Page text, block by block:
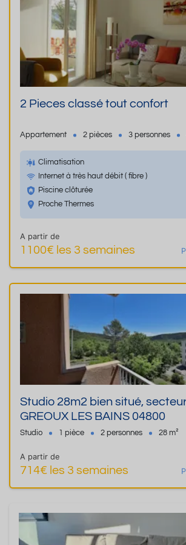
2 Pieces classé tout confort
Appartement 2 pièces 3 personnes
Climatisation
Internet à très haut débit ( fibre )
Piscine clôturée
Proche Thermes
A partir de
1100€ les 3 semaines
Studio 28m2 bien situé,
GREOUX LES BAINS 04800
Studio 1 pièce 2 personnes 28 m²
A partir de
714€ les 3 semaines